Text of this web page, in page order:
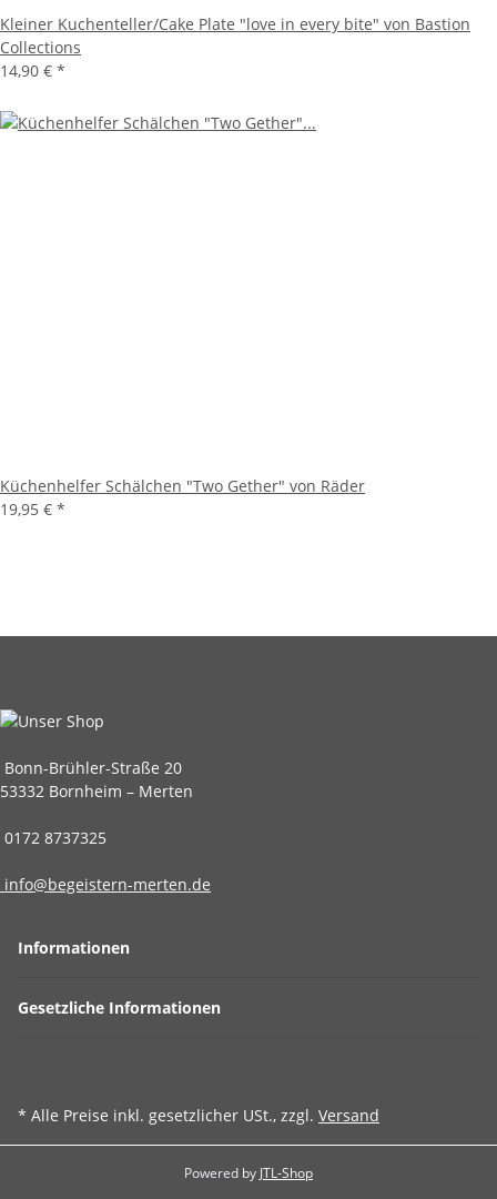
Kleiner Kuchenteller/Cake Plate "love in every bite" von Bastion
Collections
14,90 € *
Küchenhelfer Schälchen "Two Gether" von Räder
19,95 € *
Bonn-Brühler-Straße 20
53332 Bornheim – Merten
0172 8737325
info@begeistern-merten.de
Informationen
Gesetzliche Informationen
* Alle Preise inkl. gesetzlicher USt., zzgl. Versand
Powered by JTL-Shop